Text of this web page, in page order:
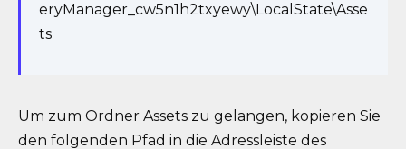
eryManager_cw5n1h2txyewy\LocalState\Asse
ts
Um zum Ordner Assets zu gelangen, kopieren Sie
den folgenden Pfad in die Adressleiste des